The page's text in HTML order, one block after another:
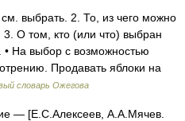
выбрать. 2. То, из чего можно
О том, кто (или что) выбран
На выбор с возможностью
Продавать яблоки на
словарь Ожегова
— [Е.С.Алексеев, А.А.Мячев.